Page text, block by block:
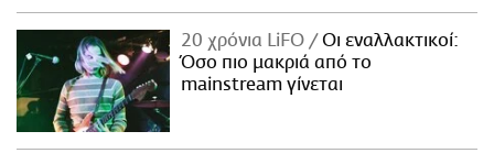
20 χρόνια LiFO
Οι εναλλακτικοί:
Όσο πιο μακριά από το
mainstream γίνεται